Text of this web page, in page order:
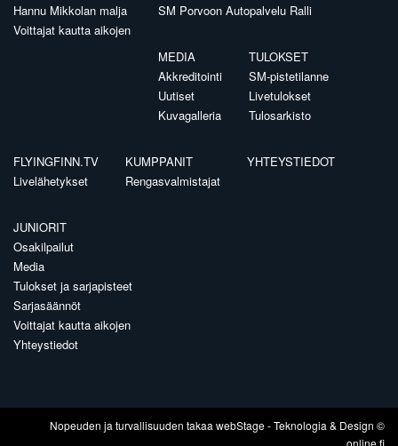
Hannu Mikkolan malja
Voittajat kautta aikojen
SM Porvoon Autopalvelu Ralli
MEDIA
Akkreditointi
Uutiset
Kuvagalleria
TULOKSET
SM-pistetilanne
Livetulokset
Tulosarkisto
FLYINGFINN.TV
Livelähetykset
KUMPPANIT
Rengasvalmistajat
YHTEYSTIEDOT
JUNIORIT
Osakilpailut
Media
Tulokset ja sarjapisteet
Sarjasäännöt
Voittajat kautta aikojen
Yhteystiedot
Nopeuden ja turvallisuuden takaa webStage- Teknologia & Design ©
online.fi